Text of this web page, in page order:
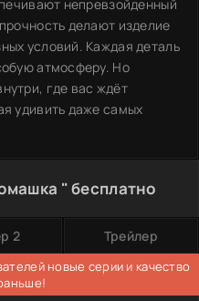
непревзойденный
делают изделие
условий. Каждая деталь
атмосферу. Но
где вас ждёт
удивить даже самых
" бесплатно
2 Трейлер
новые серии и качество